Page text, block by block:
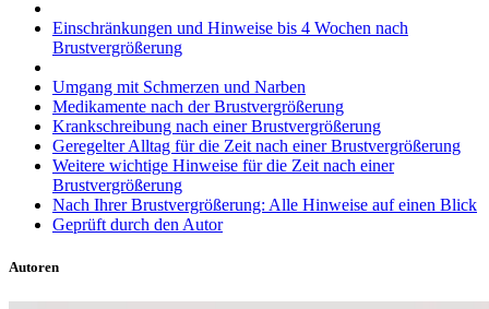
Einschränkungen und Hinweise bis 4 Wochen nach
Brustvergrößerung
Umgang mit Schmerzen und Narben
Medikamente nach der Brustvergrößerung
Krankschreibung nach einer Brustvergrößerung
Geregelter Alltag für die Zeit nach einer Brustvergrößerung
Weitere wichtige Hinweise für die Zeit nach einer
Brustvergrößerung
Nach Ihrer Brustvergrößerung: Alle Hinweise auf einen Blick
Geprüft durch den Autor
Autoren